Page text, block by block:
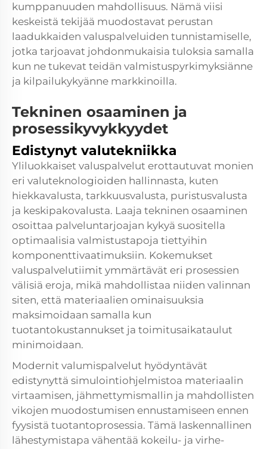
kumppanuuden mahdollisuus. Nämä viisi
keskeistä tekijää muodostavat perustan
laadukkaiden valuspalveluiden tunnistamiselle,
jotka tarjoavat johdonmukaisia tuloksia samalla
kun ne tukevat teidän valmistuspyrkimyksiänne
ja kilpailukykyänne markkinoilla.
Tekninen osaaminen ja
prosessikyvykkyydet
Edistynyt valutekniikka
Yliluokkaiset valuspalvelut erottautuvat monien
eri valuteknologioiden hallinnasta, kuten
hiekkavalusta, tarkkuusvalusta, puristusvalusta
ja keskipakovalusta. Laaja tekninen osaaminen
osoittaa palveluntarjoajan kykyä suositella
optimaalisia valmistustapoja tiettyihin
komponenttivaatimuksiin. Kokemukset
valuspalvelutiimit ymmärtävät eri prosessien
välisiä eroja, mikä mahdollistaa niiden valinnan
siten, että materiaalien ominaisuuksia
maksimoidaan samalla kun
tuotantokustannukset ja toimitusaikataulut
minimoidaan.
Modernit valumispalvelut hyödyntävät
edistynyttä simulointiohjelmistoa materiaalin
virtaamisen, jähmettymismallin ja mahdollisten
vikojen muodostumisen ennustamiseen ennen
fyysistä tuotantoprosessia. Tämä laskennallinen
lähestymistapa vähentää kokeilu- ja virhe-